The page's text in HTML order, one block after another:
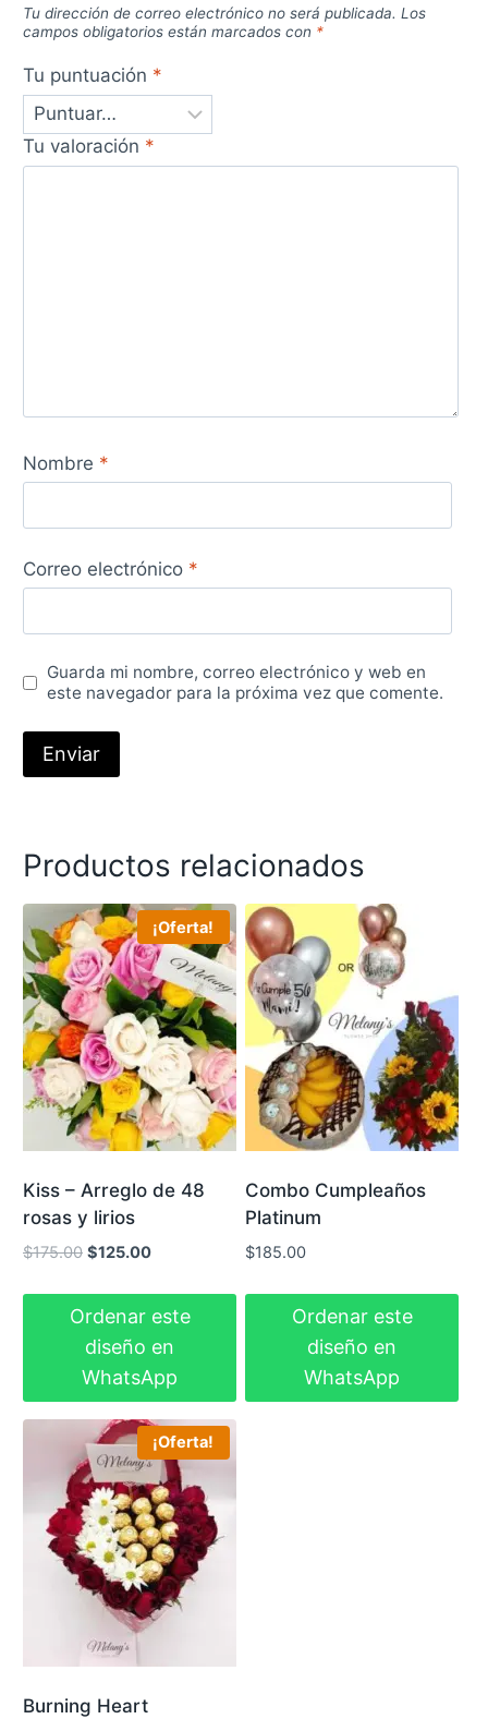
Tu dirección de correo electrónico no será publicada. Los
campos obligatorios están marcados con *
Tu puntuación *
Tu valoración *
Nombre *
Correo electrónico *
Guarda mi nombre, correo electrónico y web en
este navegador para la próxima vez que comente.
Productos relacionados
¡Oferta!
Kiss – Arreglo de 48
rosas y lirios
$175.00 El
era:
$175.00.
$125.00El
es:
$125.00.
Ordenar este
diseño en
WhatsApp
Combo Cumpleaños
Platinum
$185.00
Ordenar este
diseño en
WhatsApp
¡Oferta!
Burning Heart